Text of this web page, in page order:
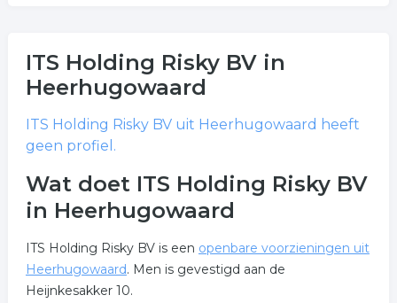
ITS Holding Risky BVin
Heerhugowaard
ITS Holding Risky BVuit Heerhugowaard heeft
geen profiel.
Wat doet ITS Holding Risky BV
in Heerhugowaard
ITS Holding Risky BV is een openbare voorzieningen uit
Heerhugowaard. Men is gevestigd aan de
Heijnkesakker 10.